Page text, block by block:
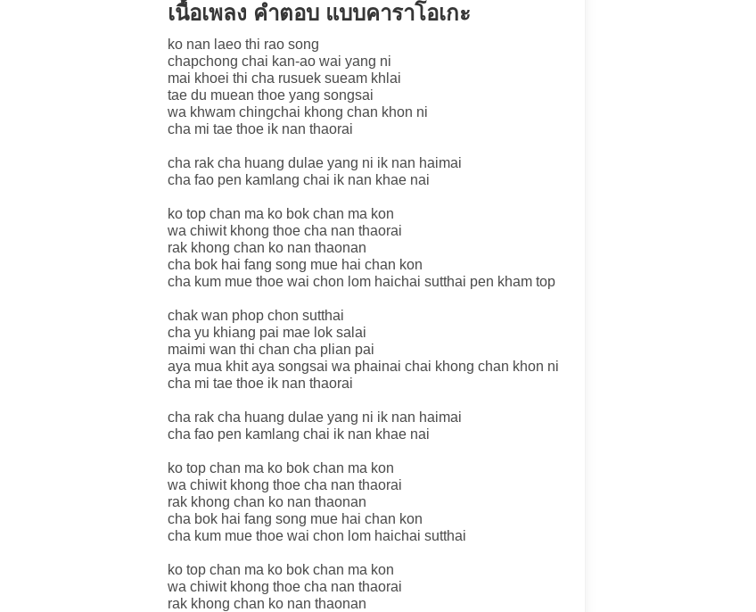
เนื้อเพลง คำตอบ แบบคาราโอเกะ
ko nan laeo thi rao song
chapchong chai kan-ao wai yang ni
mai khoei thi cha rusuek sueam khlai
tae du muean thoe yang songsai
wa khwam chingchai khong chan khon ni
cha mi tae thoe ik nan thaorai
cha rak cha huang dulae yang ni ik nan haimai
cha fao pen kamlang chai ik nan khae nai
ko top chan ma ko bok chan ma kon
wa chiwit khong thoe cha nan thaorai
rak khong chan ko nan thaonan
cha bok hai fang song mue hai chan kon
cha kum mue thoe wai chon lom haichai sutthai pen kham top
chak wan phop chon sutthai
cha yu khiang pai mae lok salai
maimi wan thi chan cha plian pai
aya mua khit aya songsai wa phainai chai khong chan khon ni
cha mi tae thoe ik nan thaorai
cha rak cha huang dulae yang ni ik nan haimai
cha fao pen kamlang chai ik nan khae nai
ko top chan ma ko bok chan ma kon
wa chiwit khong thoe cha nan thaorai
rak khong chan ko nan thaonan
cha bok hai fang song mue hai chan kon
cha kum mue thoe wai chon lom haichai sutthai
ko top chan ma ko bok chan ma kon
wa chiwit khong thoe cha nan thaorai
rak khong chan ko nan thaonan